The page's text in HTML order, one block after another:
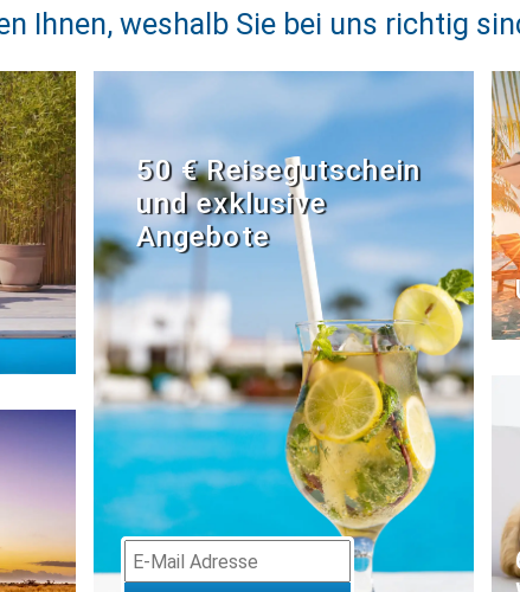
Ihnen, weshalb Sie bei uns richtig
50 € Reisegutschein
und exklusive
Angebote